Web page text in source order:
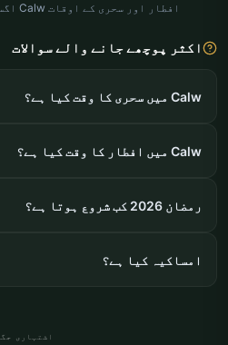
افطار اور سحری کے اوقات Calw اگست 2026 — نماز کے اوقات
اکثر پوچھے جانے والے سوالات
Calw میں سحری کا وقت کیا ہے؟
Calw میں افطار کا وقت کیا ہے؟
رمضان 2026 کب شروع ہوتا ہے؟
امساکیہ کیا ہے؟
اشتہاری جگہ